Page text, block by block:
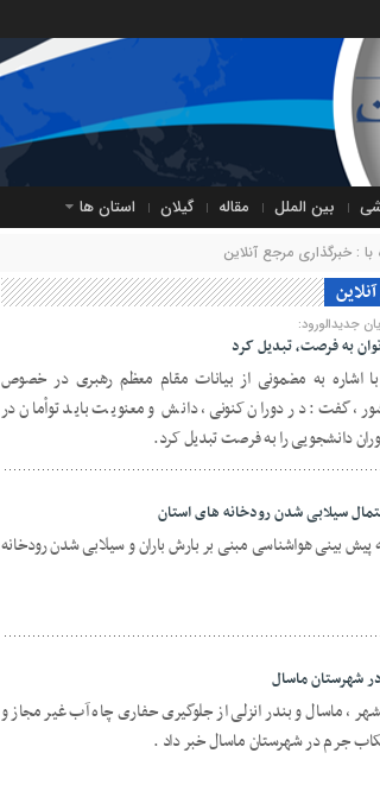
بین الملل مقاله گیلان استان ها
: خبرگذاری مرجع آنلاین
جدیدالورود:
به فرصت، تبدیل کرد
اشاره به مضمونی از بیانات مقام معظم رهبری در خصوص
گفت: در دوران کنونی، دانش و معنویت باید توأمان در
دانشجویی را به فرصت تبدیل کرد.
سیلابی شدن رودخانه های استان
بینی هواشناسی مبنی بر بارش باران و سیلابی شدن رودخانه
شهرستان ماسال
، ماسال و بندر انزلی از جلوگیری حفاری چاه آب غیر مجاز و
جرم در شهرستان ماسال خبر داد .